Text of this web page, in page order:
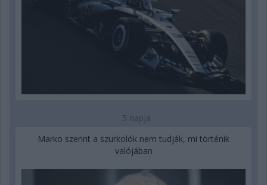
5 napja
Marko szerint a szurkolók nem tudják, mi történik
valójában